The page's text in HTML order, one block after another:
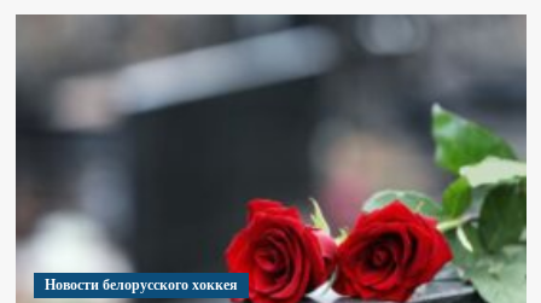
Новости белорусского хоккея